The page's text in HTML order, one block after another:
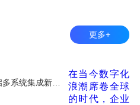
更多+
集成新篇章！
在当今数字化
浪潮席卷全球
的时代，企业